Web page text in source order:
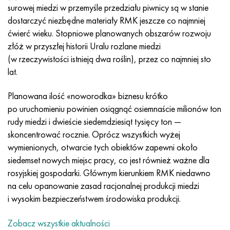
surowej miedzi w przemyśle przedziału piwnicy są w stanie
dostarczyć niezbędne materiały RMK jeszcze co najmniej
ćwierć wieku. Stopniowe planowanych obszarów rozwoju
złóż w przyszłej historii Uralu rozlane miedzi
(w rzeczywistości istnieją dwa roślin), przez co najmniej sto
lat.
Planowana ilość «noworodka» biznesu krótko
po uruchomieniu powinien osiągnąć osiemnaście milionów ton
rudy miedzi i dwieście siedemdziesiąt tysięcy ton —
skoncentrować rocznie. Oprócz wszystkich wyżej
wymienionych, otwarcie tych obiektów zapewni około
siedemset nowych miejsc pracy, co jest również ważne dla
rosyjskiej gospodarki. Głównym kierunkiem RMK niedawno
na celu opanowanie zasad racjonalnej produkcji miedzi
i wysokim bezpieczeństwem środowiska produkcji.
Zobacz wszystkie aktualności
Incotherm
Incotest
Jette M152
marowanie 250
Rene 41
Marażowanie 300
Marażowanie 350
47nd
47НХР
49KF
Stop 50N
Stop 50NP
50NHS
Stop 52N
HN62VMYUT
HN62MVKYU
HN63MB
HN65VMTYU
KhN67MVTYu
KhN68VKTYU
KhN68VMTYUK-vd
WT-35
PT-1M
PT-3V
2B
SPT-2 sv
AT3
3M
1.4466 - AISI 310MoLn
Stop Al6xn
15-7Ph® - 1.4532
1.4542 - 17-4Ph®
Custom 455® - 1.4543 - uns 45500
1.4545 - 15-5Ph®
1.4548 - 17-4Ph®
10X17H13M3T
10X18N18Yu4D
11X11N2V2MF
13H11N2V2MF
15x11mf
15х12vnmf
15Х12Н2MVFAB
2,0872, CuNi10Fe1Mn, Cw352h
Silikonowy brąz aluminiowy
CW301G, C64200
C65500, CuAl11Fe3
C65620, CuSi3Fe2Zn3
C65100, CuSi1,5
Brąz cynowo-ołowiowy
Czerwony mosiądz
C84400, CuSn2ZnPb
C83600, CuSn5ZnPb
45G2, 45g2, AISI 1144
Stal konstrukcyjna stopowa
10g2, 10g2, AISI 1513
AC14, 11SMnPb30
20G, 20min5
20XH3A, AISI 4320, 20hn3a
20HM, 24CrMo5, 20hm
Р6М5, 1.3343, hs6-5-2, sw7m
Р6М5К5, 1.3243, hs6-5-2-5
R6M5F3, 1.3344, hs6-5-3
R12F3, 1.3318, sw12
P18, 1.3355, hs18-0-1, sw18
Stal węglowa
У10,1.1645, C105W1